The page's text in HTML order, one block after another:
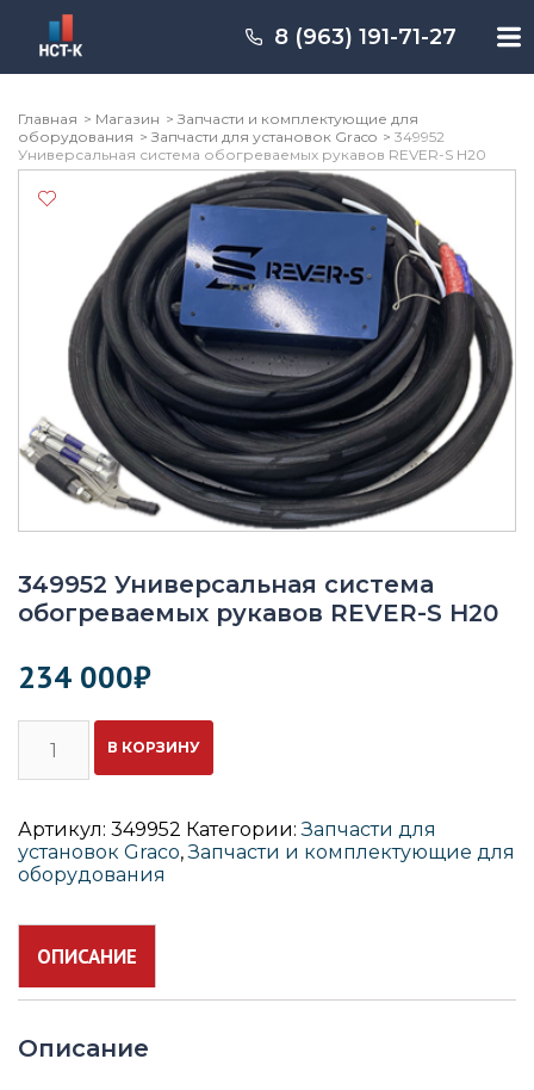
Перейти
содержимому
8 (963) 191-71-27
Главная Магазин
Запчасти и комплектующие для
оборудования
Запчасти для установок Graco
349952
Универсальная система обогреваемых рукавов REVER-S H20
349952 Универсальная система
обогреваемых рукавов REVER-S H20
234 000₽
Количество
349952
Универсальная
обогреваемых
рукавов
REVER-
S
В КОРЗИНУ
Артикул: 349952 Категории:Запчасти для
установок Graco,Запчасти и комплектующие для
оборудования
ОПИСАНИЕ
Описание